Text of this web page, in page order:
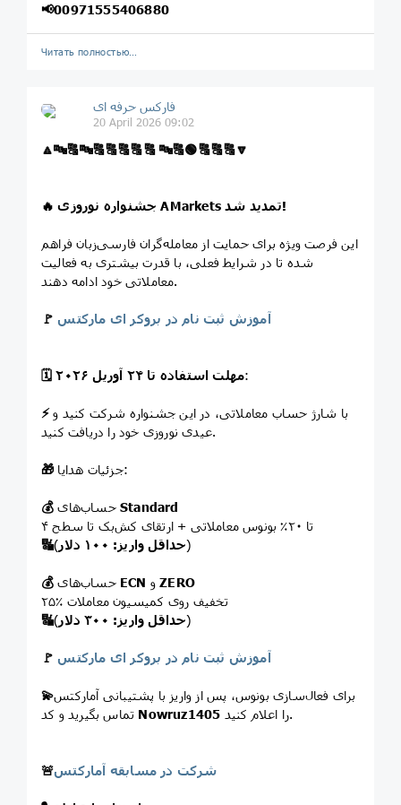
📢00971555406880
Читать полностью…
فارکس حرفه ای
20 April 2026 09:02
🔼🔤🔠🔤🔠🔠🔠🔠🔠 🔤🔠🟢🔠🔠🔠🔽
🔥 جشنواره نوروزی AMarkets تمدید شد!
این فرصت ویژه برای حمایت از معامله‌گران فارسی‌زبان فراهم
شده تا در شرایط فعلی، با قدرت بیشتری به فعالیت
معاملاتی خود ادامه دهند.
🚩 آموزش ثبت نام در بروکر ای مارکتس
🗓 مهلت استفاده تا ۲۴ آوریل ۲۰۲۶:
⚡️با شارژ حساب معاملاتی، در این جشنواره شرکت کنید و
عیدی نوروزی خود را دریافت کنید.
🎁 جزئیات هدایا:
💰 حساب‌هایStandard
تا ۲۰٪ بونوس معاملاتی + ارتقای کش‌بک تا سطح ۴
🔣( حداقل واریز: ۱۰۰ دلار)
💰 حساب‌هایECN وZERO
۲۵٪ تخفیف روی کمیسیون معاملات
🔣( حداقل واریز: ۳۰۰ دلار)
🚩 آموزش ثبت نام در بروکر ای مارکتس
💫برای فعال‌سازی بونوس، پس از واریز با پشتیبانی آمارکتس
Nowruz1405 را اعلام کنید.
🚨شرکت در مسابقه آمارکتس